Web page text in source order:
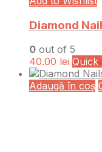
Diamond
0 out of 5
40.00 lei Quick
Adaugă în coș